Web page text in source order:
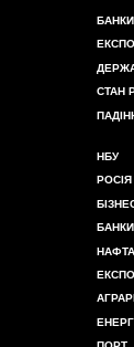
БАНКИ
СТАН
НБУ
РОСІЯ
БАНКИ
НАФТА